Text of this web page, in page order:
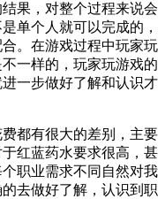
果，对整个过程来说会
单个人就可以完成的，
。在游戏过程中玩家玩
一样的，玩家玩游戏的
一步做好了解和认识才
都有很大的差别，主要
红蓝药水要求很高，甚
职业需求不同自然对我
去做好了解，认识到职